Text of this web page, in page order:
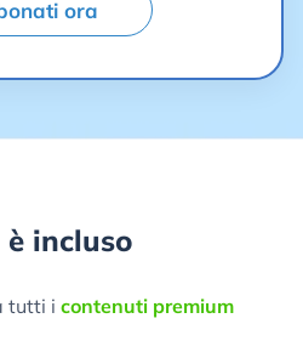
ora
è incluso
tutti i contenuti premium